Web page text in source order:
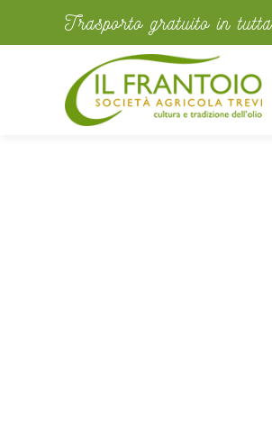
Trasporto gratuito in